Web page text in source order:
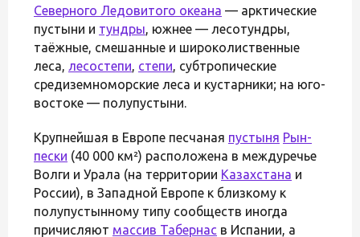
Северного Ледовитого океана — арктические
пустыни и тундры, южнее — лесотундры,
таёжные, смешанные и широколиственные
леса, лесостепи, степи, субтропические
средиземноморские леса и кустарники; на юго-
востоке — полупустыни.
Крупнейшая в Европе песчаная пустыня Рын-
пески (40 000 км²) расположена в междуречье
Волги и Урала (на территории Казахстана и
России), в Западной Европе к близкому к
полупустынному типу сообществ иногда
причисляют массив Табернас в Испании, а